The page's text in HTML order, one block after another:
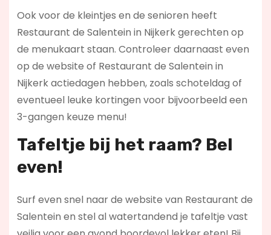
Ook voor de kleintjes en de senioren heeft
Restaurant de Salentein in Nijkerk gerechten op
de menukaart staan. Controleer daarnaast even
op de website of Restaurant de Salentein in
Nijkerk actiedagen hebben, zoals schoteldag of
eventueel leuke kortingen voor bijvoorbeeld een
3-gangen keuze menu!
Tafeltje bij het raam? Bel
even!
Surf even snel naar de website van Restaurant de
Salentein en stel al watertandend je tafeltje vast